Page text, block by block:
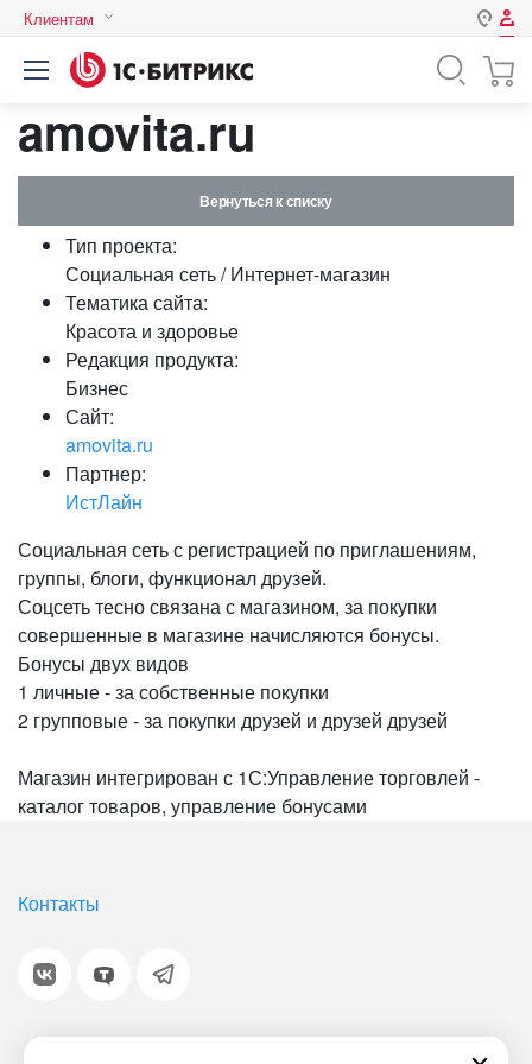
Клиентам
Авторизация
Логин
Пароль
Запомнить меня на этом
amovita.ru
Вернуться к списку
Тип проекта:
Социальная сеть / Интернет-магазин
Тематика сайта:
Красота и здоровье
Редакция продукта:
Бизнес
Сайт:
amovita.ru
Партнер:
ИстЛайн
Социальная сеть с регистрацией по приглашениям,
группы, блоги, функционал друзей.
Соцсеть тесно связана с магазином, за покупки
совершенные в магазине начисляются бонусы.
Бонусы двух видов
1 личные - за собственные покупки
2 групповые - за покупки друзей и друзей друзей
Магазин интегрирован с 1С:Управление торговлей -
каталог товаров, управление бонусами
Контакты